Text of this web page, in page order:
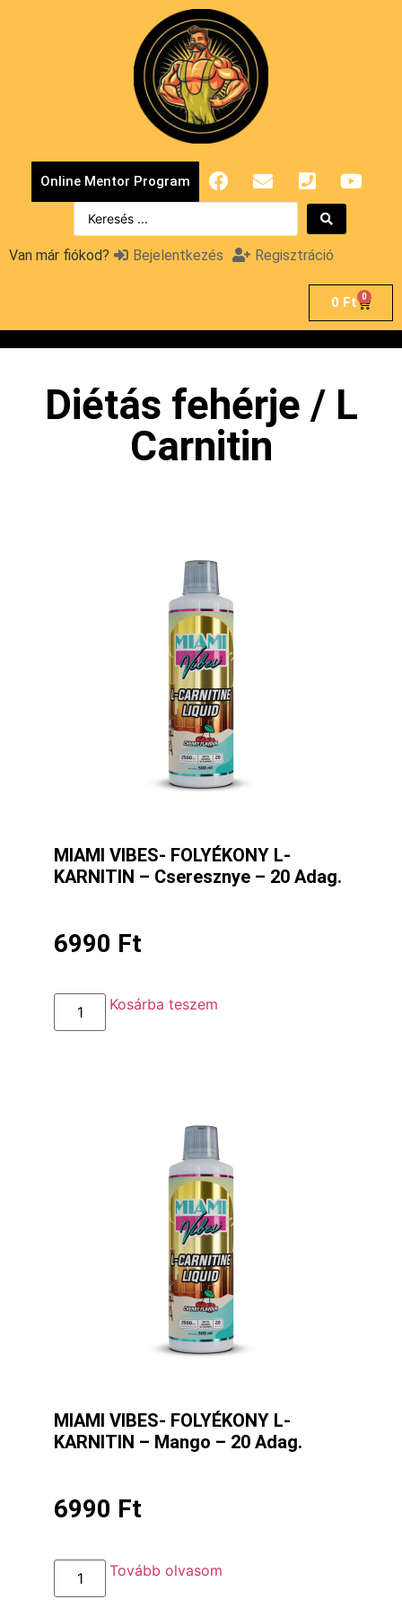
Online Mentor Program
Van már fiókod? Bejelentkezés Regisztráció
0 Ft 0
Diétás fehérje / L
Carnitin
MIAMI VIBES- FOLYÉKONY L-
KARNITIN – Cseresznye – 20 Adag.
6990 Ft
Kosárba teszem
MIAMI VIBES- FOLYÉKONY L-
KARNITIN – Mango – 20 Adag.
6990 Ft
Tovább olvasom